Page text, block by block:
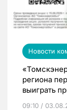
Новости
региона
выиграть
09:10 /